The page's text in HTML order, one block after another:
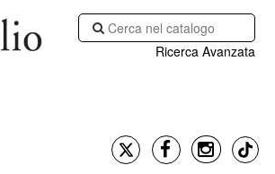
Ricerca Avanzata